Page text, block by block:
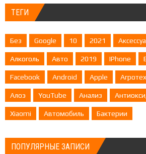
ТЕГИ
Без Google 10 2021
Алкоголь Авто 2019 IPhone
Facebook Android Apple
Алоэ YouTube Анализ
Xiaomi Автомобиль Бактерии
ПОПУЛЯРНЫЕ ЗАПИСИ